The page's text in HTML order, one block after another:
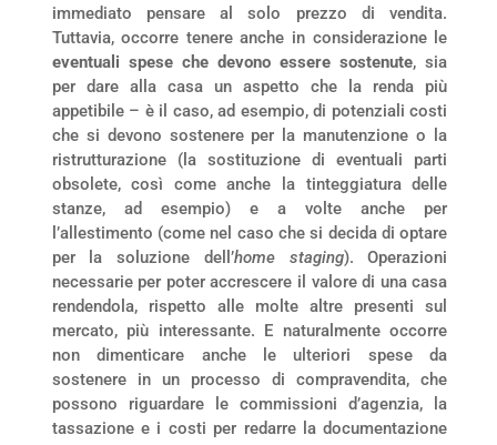
immediato pensare al solo prezzo di vendita.
Tuttavia, occorre tenere anche in considerazione le
eventuali spese che devono essere sostenute, sia
per dare alla casa un aspetto che la renda più
appetibile – è il caso, ad esempio, di potenziali costi
che si devono sostenere per la manutenzione o la
ristrutturazione (la sostituzione di eventuali parti
obsolete, così come anche la tinteggiatura delle
stanze, ad esempio) e a volte anche per
l’allestimento (come nel caso che si decida di optare
per la soluzione dell’home staging). Operazioni
necessarie per poter accrescere il valore di una casa
rendendola, rispetto alle molte altre presenti sul
mercato, più interessante. E naturalmente occorre
non dimenticare anche le ulteriori spese da
sostenere in un processo di compravendita, che
possono riguardare le commissioni d’agenzia, la
tassazione e i costi per redarre la documentazione